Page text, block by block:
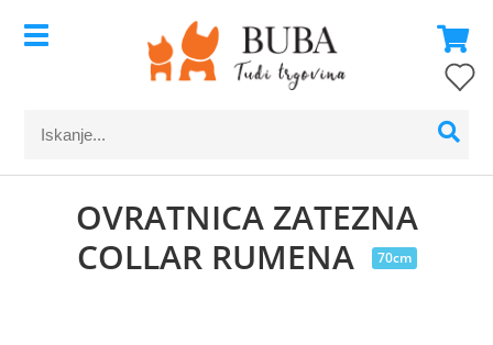
OVRATNICA ZATEZNA
COLLAR RUMENA
70cm